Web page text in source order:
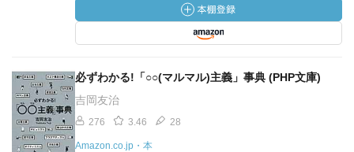
必ずわかる!「○○(マルマル)主義」事典 (PHP文庫)
吉岡友治
276 3.46 28
Amazon.co.jp・本